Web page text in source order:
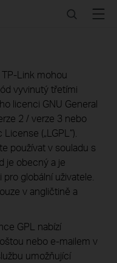
SearchMenu
Link mohou
vyvinutý třetími
licenci GNU General
2 / verze 3 nebo
(„LGPL“).
používat v souladu s
je obecný a je
globální uživatele.
v angličtině a
GPL nabízí
nebo e-mailem v
umožňující